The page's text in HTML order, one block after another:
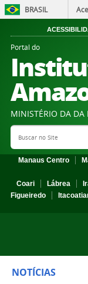
BRASIL
Portal do
MINISTÉRIO DA DA
Search Site
Manaus Centro
Coari
Lábrea
Figueiredo
NOTÍCIAS